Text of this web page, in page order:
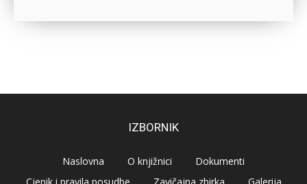
IZBORNIK
Naslovna O knjižnici
Dokumenti